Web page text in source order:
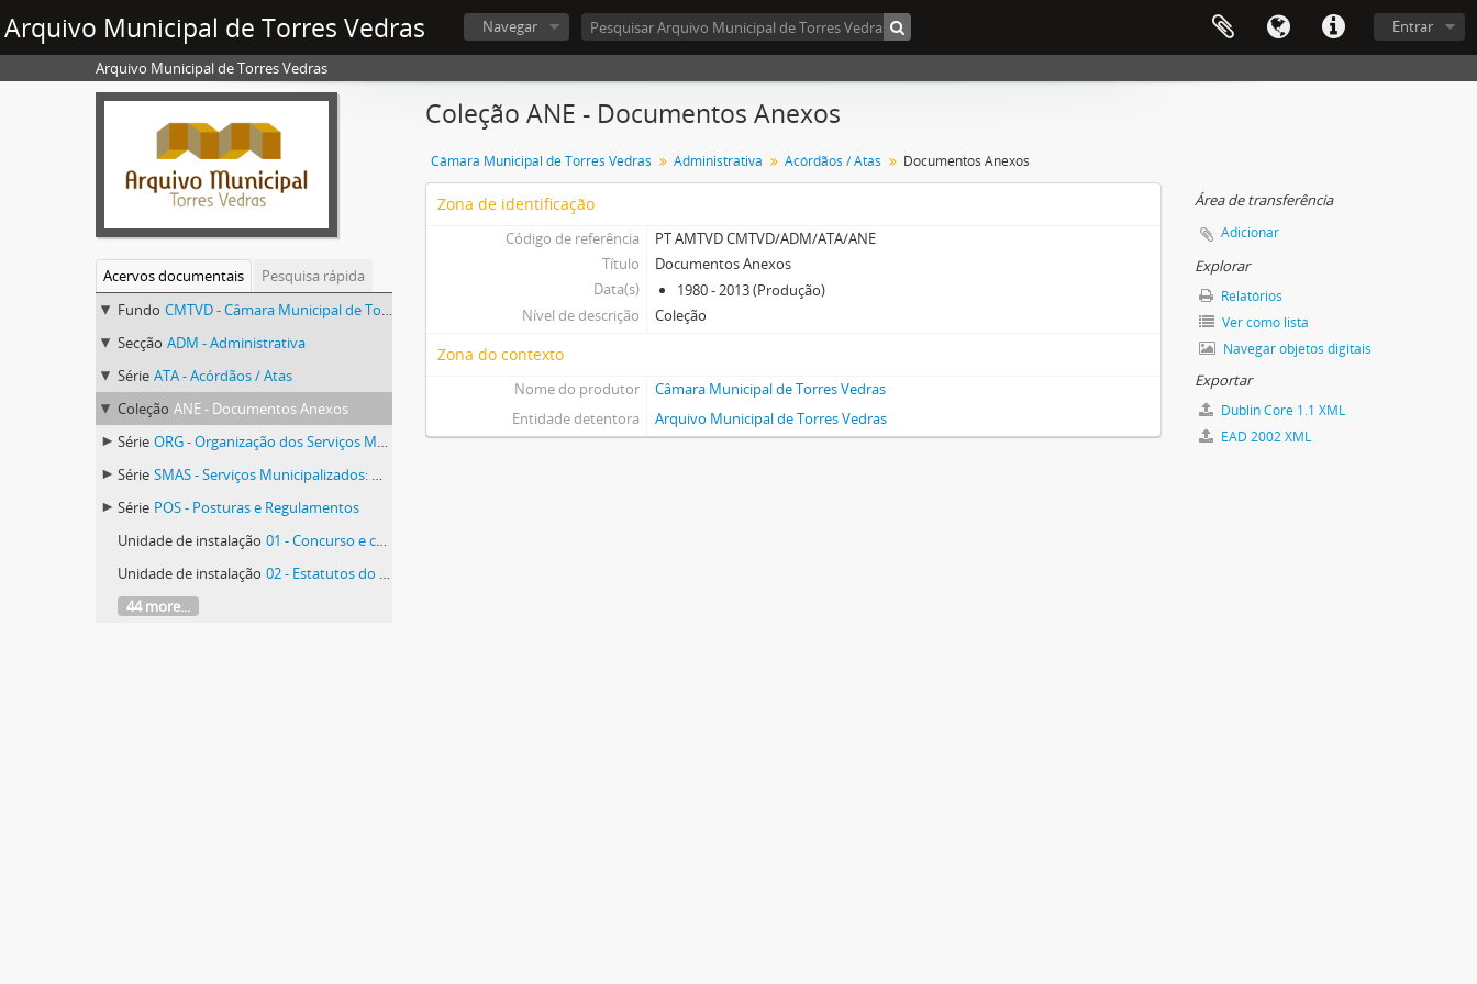
Arquivo Municipal de Torres Vedras Entrar
Navegar
Arquivo Municipal de Torres Vedras
Acervos documentais
Pesquisa rápida
Fundo CMTVD - Câmara Municipal de Torres Vedras
Secção ADM - Administrativa
Série ATA - Acórdãos / Atas
Coleção ANE - Documentos Anexos
Série ORG - Organização dos Serviços Municipais (Organograma) e Quadro de Pessoal
Série SMAS - Serviços Municipalizados: Organização dos Serviços Municipais (Organograma) e Quadro de Pessoal
Série POS - Posturas e Regulamentos
Unidade de instalação 01 - Concurso e caderno de encargos para adjudicação dos circuitos especiais de transportes escolares (1984 – 1985)
Unidade de instalação 02 - Estatutos do Serviço Social do Pessoal do Município
44 more...
Coleção ANE - Documentos Anexos
Câmara Municipal de Torres Vedras Administrativa Acórdãos / Atas Documentos Anexos
Zona de identificação
Código de referência
PT AMTVD CMTVD/ADM/ATA/ANE
Título
Documentos Anexos
Data(s)
1980 - 2013 (Produção)
Nível de descrição
Coleção
Zona do contexto
Nome do produtor
Câmara Municipal de Torres Vedras
Entidade detentora
Arquivo Municipal de Torres Vedras
Área de transferência
Adicionar
Explorar
Relatórios
Ver como lista
Navegar objetos digitais
Exportar
Dublin Core 1.1 XML
EAD 2002 XML